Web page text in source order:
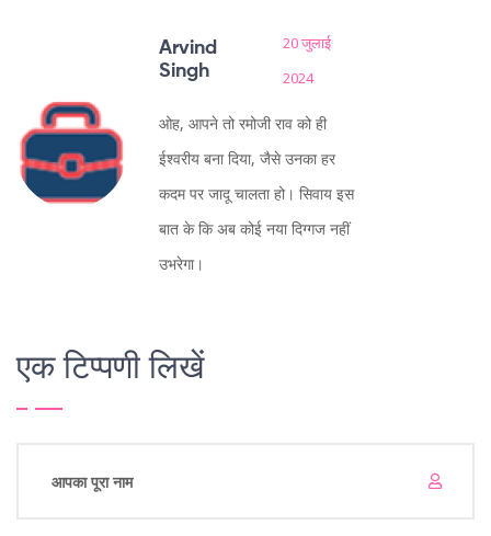
Arvind
Singh
20 जुलाई
2024
ओह, आपने तो रमोजी राव को ही
ईश्वरीय बना दिया, जैसे उनका हर
कदम पर जादू चालता हो। सिवाय इस
बात के कि अब कोई नया दिग्गज नहीं
उभरेगा।
एक टिप्पणी लिखें